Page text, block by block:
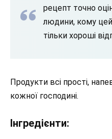
рецепт точно
людини, кому цей
тільки хороші
Продукти всі прості,
кожної господині.
Інгредієнти: